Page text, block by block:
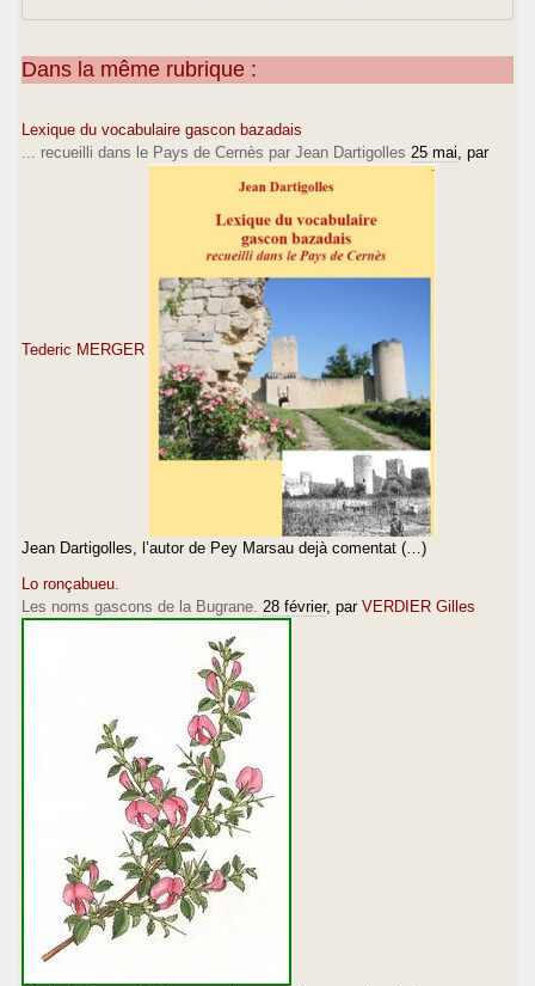
Dans la même rubrique :
Lexique du vocabulaire gascon bazadais
... recueilli dans le Pays de Cernès par Jean Dartigolles 25 mai , par
Tederic MERGER
Jean Dartigolles, l’autor de Pey Marsau dejà comentat (…)
Lo ronçabueu.
Les noms gascons de la Bugrane. 28 février, par VERDIER Gilles